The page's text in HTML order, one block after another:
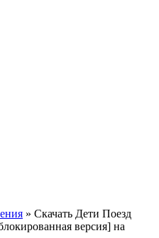
» Скачать Дети Поезд
версия] на